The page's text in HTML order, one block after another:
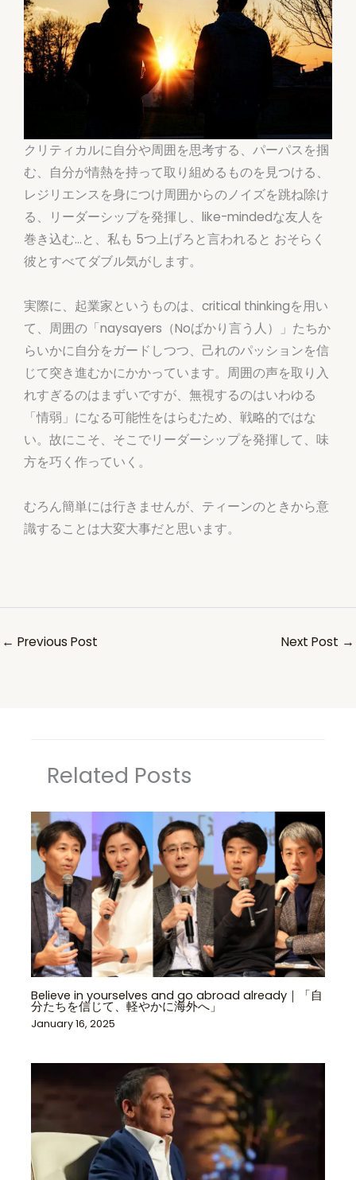
クリティカルに自分や周囲を思考する、パーパスを掴
む、自分が情熱を持って取り組めるものを見つける、
レジリエンスを身につけ周囲からのノイズを跳ね除け
る、リーダーシップを発揮し、like-mindedな友人を
巻き込む…と、私も 5つ上げろと言われると おそらく
彼とすべてダブル気がします。
実際に、起業家というものは、critical thinkingを用い
て、周囲の「naysayers（Noばかり言う人）」たちか
らいかに自分をガードしつつ、己れのパッションを信
じて突き進むかにかかっています。周囲の声を取り入
れすぎるのはまずいですが、無視するのはいわゆる
「情弱」になる可能性をはらむため、戦略的ではな
い。故にこそ、そこでリーダーシップを発揮して、味
方を巧く作っていく。
むろん簡単には行きませんが、ティーンのときから意
識することは大変大事だと思います。
← Previous Post Next Post →
Related Posts
Believe in yourselves and go abroad already｜「自
分たちを信じて、軽やかに海外へ」
January 16, 2025